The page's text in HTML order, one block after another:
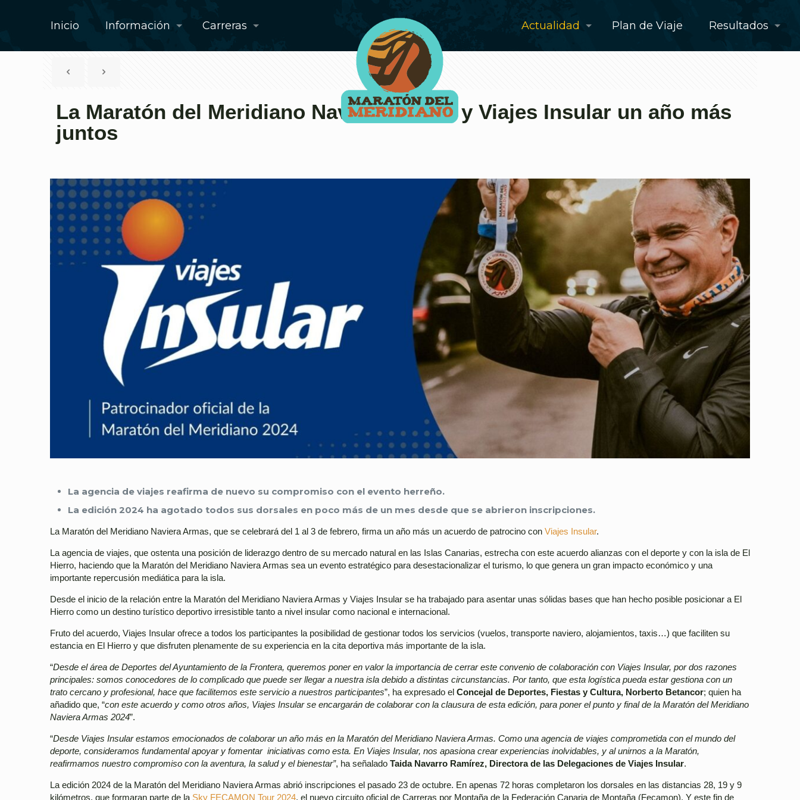
Inicio Información Carreras Actualidad Plan de Viaje Resultados
La Maratón del Meridiano Naviera Armas y Viajes Insular un año más
juntos
La agencia de viajes reafirma de nuevo su compromiso con el evento herreño.
La edición 2024 ha agotado todos sus dorsales en poco más de un mes desde que se abrieron inscripciones.
La Maratón del Meridiano Naviera Armas, que se celebrará del 1 al 3 de febrero, firma un año más un acuerdo de patrocino con Viajes Insular.
La agencia de viajes, que ostenta una posición de liderazgo dentro de su mercado natural en las Islas Canarias, estrecha con este acuerdo alianzas con el deporte y con la isla de El
Hierro, haciendo que la Maratón del Meridiano Naviera Armas sea un evento estratégico para desestacionalizar el turismo, lo que genera un gran impacto económico y una
importante repercusión mediática para la isla.
Desde el inicio de la relación entre la Maratón del Meridiano Naviera Armas y Viajes Insular se ha trabajado para asentar unas sólidas bases que han hecho posible posicionar a El
Hierro como un destino turístico deportivo irresistible tanto a nivel insular como nacional e internacional.
Fruto del acuerdo, Viajes Insular ofrece a todos los participantes la posibilidad de gestionar todos los servicios (vuelos, transporte naviero, alojamientos, taxis…) que faciliten su
estancia en El Hierro y que disfruten plenamente de su experiencia en la cita deportiva más importante de la isla.
“Desde el área de Deportes del Ayuntamiento de la Frontera, queremos poner en valor la importancia de cerrar este convenio de colaboración con Viajes Insular, por dos razones
principales: somos conocedores de lo complicado que puede ser llegar a nuestra isla debido a distintas circunstancias. Por tanto, que esta logística pueda estar gestiona con un
trato cercano y profesional, hace que facilitemos este servicio a nuestros participantes”, ha expresado el Concejal de Deportes, Fiestas y Cultura, Norberto Betancor; quien ha
añadido que, “con este acuerdo y como otros años, Viajes Insular se encargarán de colaborar con la clausura de esta edición, para poner el punto y final de la Maratón del Meridiano
Naviera Armas 2024”.
“Desde Viajes Insular estamos emocionados de colaborar un año más en la Maratón del Meridiano Naviera Armas. Como una agencia de viajes comprometida con el mundo del
deporte, consideramos fundamental apoyar y fomentar iniciativas como esta. En Viajes Insular, nos apasiona crear experiencias inolvidables, y al unirnos a la Maratón,
reafirmamos nuestro compromiso con la aventura, la salud y el bienestar”, ha señalado Taida Navarro Ramírez, Directora de las Delegaciones de Viajes Insular.
La edición 2024 de la Maratón del Meridiano Naviera Armas abrió inscripciones el pasado 23 de octubre. En apenas 72 horas completaron los dorsales en las distancias 28, 19 y 9
kilómetros, que formaran parte de la Sky FECAMON Tour 2024, el nuevo circuito oficial de Carreras por Montaña de la Federación Canaria de Montaña (Fecamon). Y este fin de